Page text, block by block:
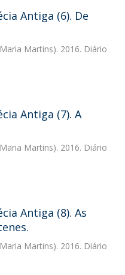
Antiga (6). De
Martins). 2016. Diário
Antiga (7). A
Martins). 2016. Diário
Antiga (8). As
Martins). 2016. Diário